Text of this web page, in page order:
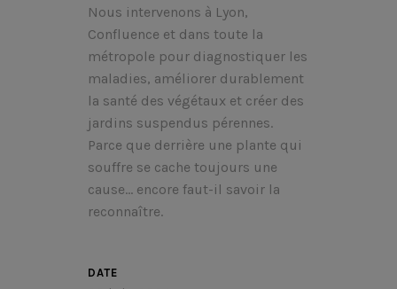
Nous intervenons à Lyon,
Confluence et dans toute la
métropole pour diagnostiquer les
maladies, améliorer durablement
la santé des végétaux et créer des
jardins suspendus pérennes.
Parce que derrière une plante qui
souffre se cache toujours une
cause… encore faut-il savoir la
reconnaître.
DATE